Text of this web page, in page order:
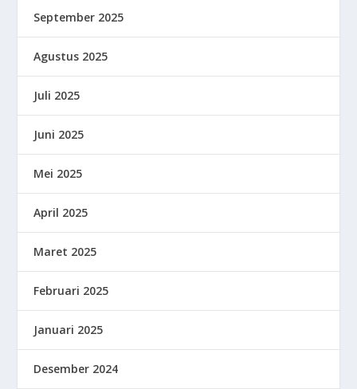
September 2025
Agustus 2025
Juli 2025
Juni 2025
Mei 2025
April 2025
Maret 2025
Februari 2025
Januari 2025
Desember 2024